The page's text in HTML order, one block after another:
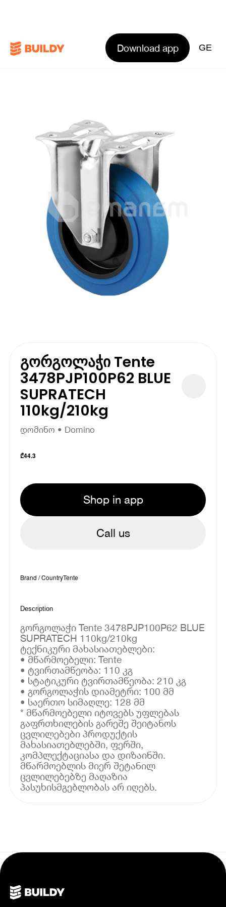
Download app GE
გორგოლაჭი Tente
3478PJP100P62 BLUE
SUPRATECH
110kg/210kg
დომინო • Domino
₾44.3
Shop in app
Call us
Brand / CountryTente
Description
გორგოლაჭი Tente 3478PJP100P62 BLUE
SUPRATECH 110kg/210kg
ტექნიკური მახასიათებლები:
• მწარმოებელი: Tente
• ტვირთამწეობა: 110 კგ
• სტატიკური ტვირთამწეობა: 210 კგ
• გორგოლაჭის დიამეტრი: 100 მმ
• საერთო სიმაღლე: 128 მმ
* მწარმოებელი იტოვებს უფლებას
გაფრთხილების გარეშე შეიტანოს
ცვლილებები პროდუქტის
მახასიათებლებში, ფერში,
კომპლექტაციასა და დიზაინში.
მწარმოებლის მიერ შეტანილ
ცვლილებებზე მაღაზია
პასუხისმგებლობას არ იღებს.